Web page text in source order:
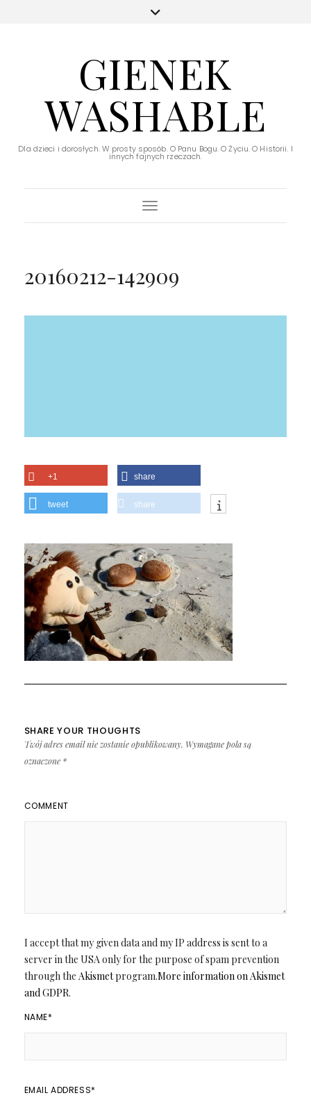
GIENEK
WASHABLE
Dla dzieci i dorosłych. W prosty sposób. O Panu Bogu. O Życiu. O Historii. I
innych fajnych rzeczach.
Toggle Navigation
20160212-142909
+1 share
tweet share
SHARE YOUR THOUGHTS
Twój adres email nie zostanie opublikowany. Wymagane pola są
oznaczone *
COMMENT
I accept that my given data and my IP address is sent to a
server in the USA only for the purpose of spam prevention
through the Akismetprogram.More information on Akismet
and GDPR.
NAME*
EMAIL ADDRESS*